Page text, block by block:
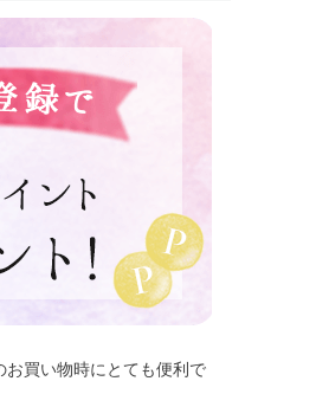
買い物時にとても便利で